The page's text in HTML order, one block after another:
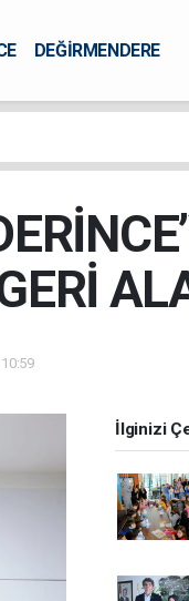
DEĞİRMENDERE
İlginizi